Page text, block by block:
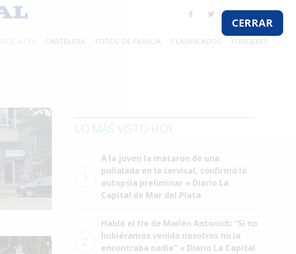
CERRAR
CARTELERA FOTOS DE FAMILIA CLASIFICADOS FÚNEBRES
LO MÁS VISTO HOY
A la joven la mataron de una
puñalada en la cervical, confirmó la
autopsia preliminar « Diario La
Capital de Mar del Plata
Habló el tío de Mailén Antonich: “Si no
hubiéramos venido nosotros no la
encontraba nadie” « Diario La Capital